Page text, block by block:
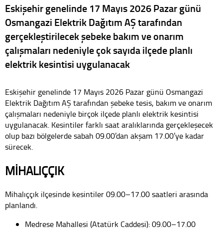
Eskişehir genelinde 17 Mayıs 2026 Pazar günü
Osmangazi Elektrik Dağıtım AŞ tarafından
gerçekleştirilecek şebeke bakım ve onarım
çalışmaları nedeniyle çok sayıda ilçede planlı
elektrik kesintisi uygulanacak
Eskişehir genelinde 17 Mayıs 2026 Pazar günü Osmangazi
Elektrik Dağıtım AŞ tarafından şebeke tesis, bakım ve onarım
çalışmaları nedeniyle birçok ilçede planlı elektrik kesintisi
uygulanacak. Kesintiler farklı saat aralıklarında gerçekleşecek
olup bazı bölgelerde sabah 09.00’dan akşam 17.00’ye kadar
sürecek.
MİHALIÇÇIK
Mihalıççık ilçesinde kesintiler 09.00–17.00 saatleri arasında
planlandı.
Medrese Mahallesi (Atatürk Caddesi): 09.00–17.00